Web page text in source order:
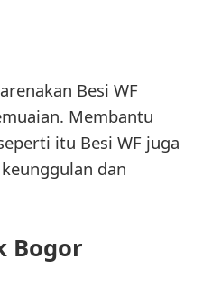
Besi WF
Membantu
itu Besi WF juga
dan
Bogor